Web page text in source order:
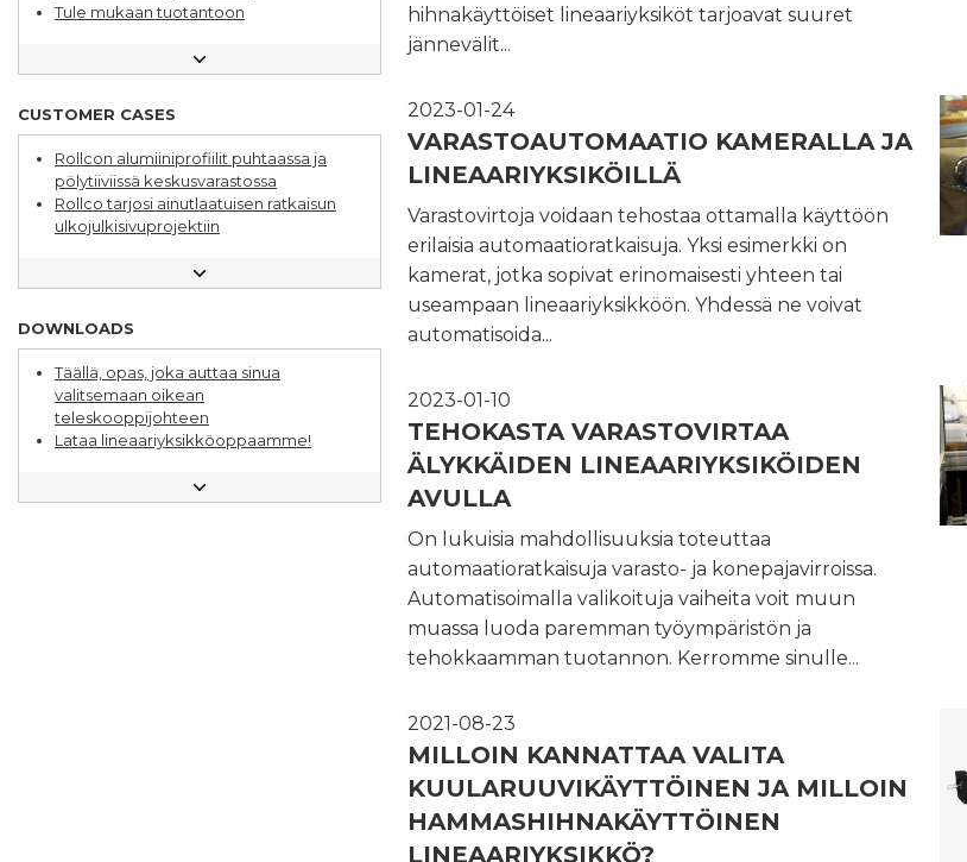
hihnakäyttöiset lineaariyksiköt tarjoavat suuret
jännevälit...
2023-01-24
VARASTOAUTOMAATIO KAMERALLA JA
LINEAARIYKSIKÖILLÄ
Varastovirtoja voidaan tehostaa ottamalla käyttöön
erilaisia automaatioratkaisuja. Yksi esimerkki on
kamerat, jotka sopivat erinomaisesti yhteen tai
useampaan lineaariyksikköön. Yhdessä ne voivat
automatisoida...
2023-01-10
TEHOKASTA VARASTOVIRTAA
ÄLYKKÄIDEN LINEAARIYKSIKÖIDEN
AVULLA
On lukuisia mahdollisuuksia toteuttaa
automaatioratkaisuja varasto- ja konepajavirroissa.
Automatisoimalla valikoituja vaiheita voit muun
muassa luoda paremman työympäristön ja
tehokkaamman tuotannon. Kerromme sinulle...
2021-08-23
MILLOIN KANNATTAA VALITA
KUULARUUVIKÄYTTÖINEN JA MILLOIN
HAMMASHIHNAKÄYTTÖINEN
LINEAARIYKSIKKÖ?
Tule mukaan tuotantoon
Rollco tarjoaa tietoa
Tutustu Rollcon työntekijään
Varastoautomaatio – alue, jota
Alumiiniprofiilijärjestelmä varasto- ja
tuotantoympäristöissä
Laajasti sovelluksia lineaarituotteille
Eri tapoja edistää kestävää kehitystä
alumiinijärjestelmät – näin parannat
Näin optimoit lineaarijärjestelmän
hankinnan
Valitse oikea lineaarijohde
sovellukseesi
CUSTOMER CASES
Rollcon alumiiniprofiilit puhtaassa ja
pölytiiviissä keskusvarastossa
Rollco tarjosi ainutlaatuisen ratkaisun
ulkojulkisivuprojektiin
lineaarijärjestelmää budjetin
puitteissa
pakkauskoneeseen
DOWNLOADS
Täällä, opas, joka auttaa sinua
valitsemaan oikean
teleskooppijohteen
Lataa lineaariyksikköoppaamme!
Kuulajohdeopas